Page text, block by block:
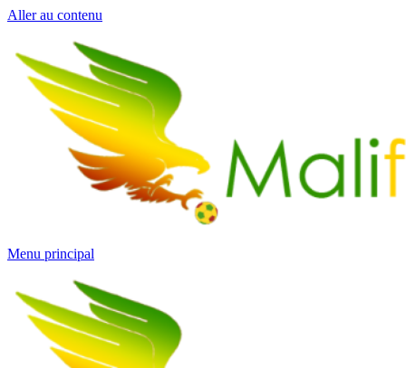
Aller au contenu
Menu principal